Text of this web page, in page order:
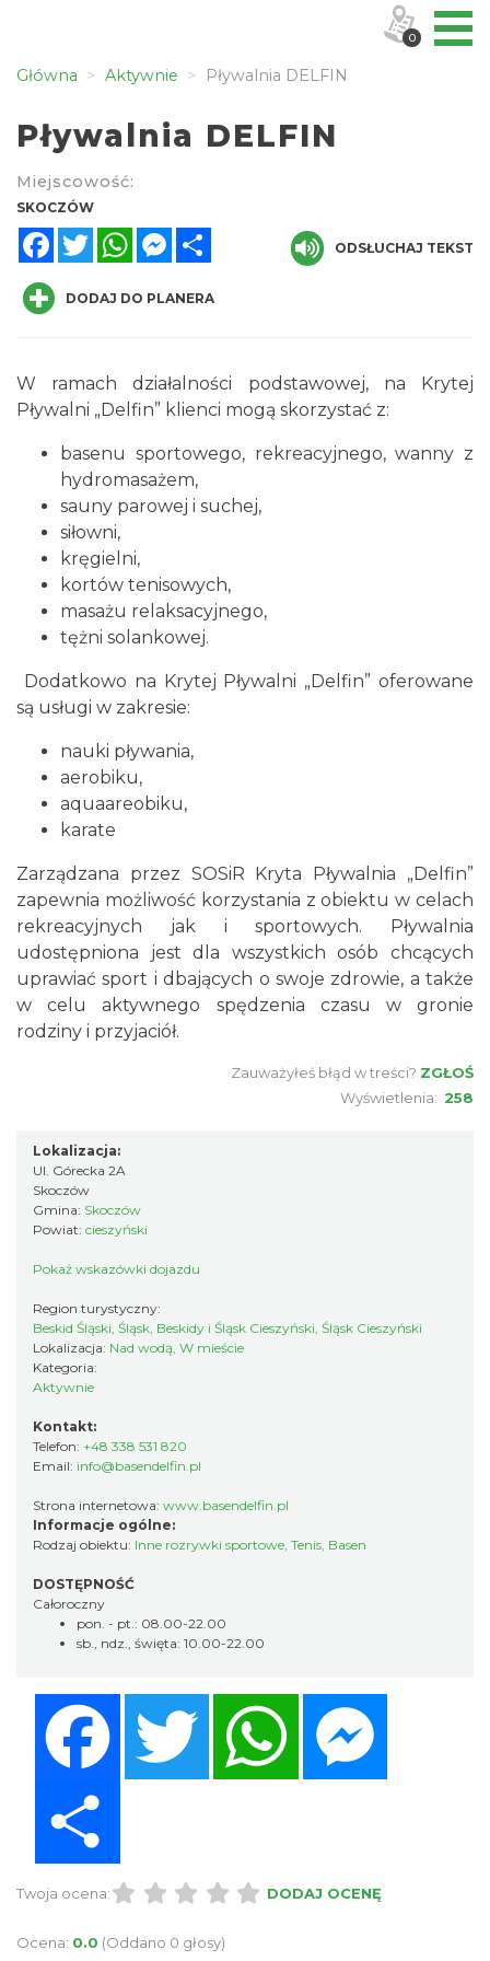
Główna Aktywnie Pływalnia DELFIN
Pływalnia DELFIN
Miejscowość:
SKOCZÓW
FacebookTwitterWhatsAppMessenger
ODSŁUCHAJ TEKST
DODAJ DO PLANERA
W ramach działalności podstawowej, na Krytej
Pływalni „Delfin” klienci mogą skorzystać z:
basenu sportowego, rekreacyjnego, wanny z
hydromasażem,
sauny parowej i suchej,
siłowni,
kręgielni,
kortów tenisowych,
masażu relaksacyjnego,
tężni solankowej.
Dodatkowo na Krytej Pływalni „Delfin” oferowane
są usługi w zakresie:
nauki pływania,
aerobiku,
aquaareobiku,
karate
Zarządzana przez SOSiR Kryta Pływalnia „Delfin”
zapewnia możliwość korzystania z obiektu w celach
rekreacyjnych jak i sportowych. Pływalnia
udostępniona jest dla wszystkich osób chcących
uprawiać sport i dbających o swoje zdrowie, a także
w celu aktywnego spędzenia czasu w gronie
rodziny i przyjaciół.
Zauważyłeś błąd w treści? ZGŁOŚ
Wyświetlenia: 258
Lokalizacja:
Ul. Górecka 2A
Skoczów
Gmina: Skoczów
Powiat: cieszyński
Pokaż wskazówki dojazdu
Region turystyczny:
Beskid Śląski, Śląsk, Beskidy i Śląsk Cieszyński, Śląsk Cieszyński
Lokalizacja: Nad wodą, W mieście
Kategoria:
Aktywnie
Kontakt:
Telefon: +48 338 531 820
Email: info@basendelfin.pl
Strona internetowa: www.basendelfin.pl
Informacje ogólne:
Rodzaj obiektu: Inne rozrywki sportowe, Tenis, Basen
DOSTĘPNOŚĆ
Całoroczny
pon. - pt.: 08.00-22.00
sb., ndz., święta: 10.00-22.00
Twitter WhatsApp
Twoja ocena: DODAJ OCENĘ
Ocena: 0.0 (Oddano 0 głosy)
0